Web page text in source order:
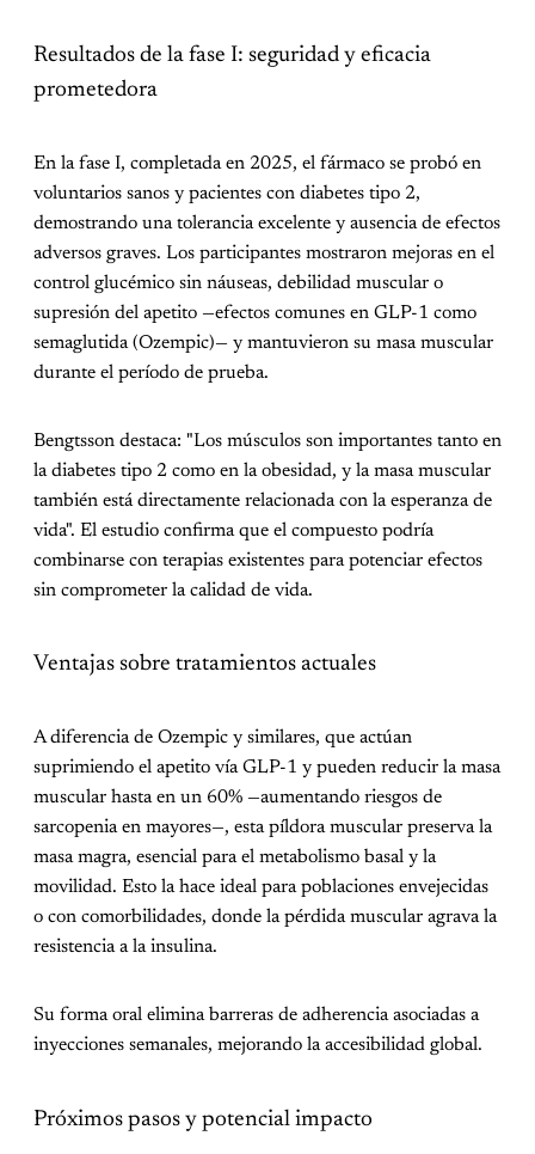
Resultados de la fase I: seguridad y eficacia
prometedora
En la fase I, completada en 2025, el fármaco se probó en
voluntarios sanos y pacientes con diabetes tipo 2,
demostrando una tolerancia excelente y ausencia de efectos
adversos graves. Los participantes mostraron mejoras en el
control glucémico sin náuseas, debilidad muscular o
supresión del apetito —efectos comunes en GLP-1 como
semaglutida (Ozempic)— y mantuvieron su masa muscular
durante el período de prueba.
Bengtsson destaca: "Los músculos son importantes tanto en
la diabetes tipo 2 como en la obesidad, y la masa muscular
también está directamente relacionada con la esperanza de
vida". El estudio confirma que el compuesto podría
combinarse con terapias existentes para potenciar efectos
sin comprometer la calidad de vida.
Ventajas sobre tratamientos actuales
A diferencia de Ozempic y similares, que actúan
suprimiendo el apetito vía GLP-1 y pueden reducir la masa
muscular hasta en un 60% —aumentando riesgos de
sarcopenia en mayores—, esta píldora muscular preserva la
masa magra, esencial para el metabolismo basal y la
movilidad. Esto la hace ideal para poblaciones envejecidas
o con comorbilidades, donde la pérdida muscular agrava la
resistencia a la insulina.
Su forma oral elimina barreras de adherencia asociadas a
inyecciones semanales, mejorando la accesibilidad global.
Próximos pasos y potencial impacto